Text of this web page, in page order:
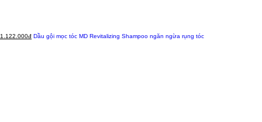
1.122.000đ Dầu gội mọc tóc MD Revitalizing Shampoo ngăn ngừa rụng tóc